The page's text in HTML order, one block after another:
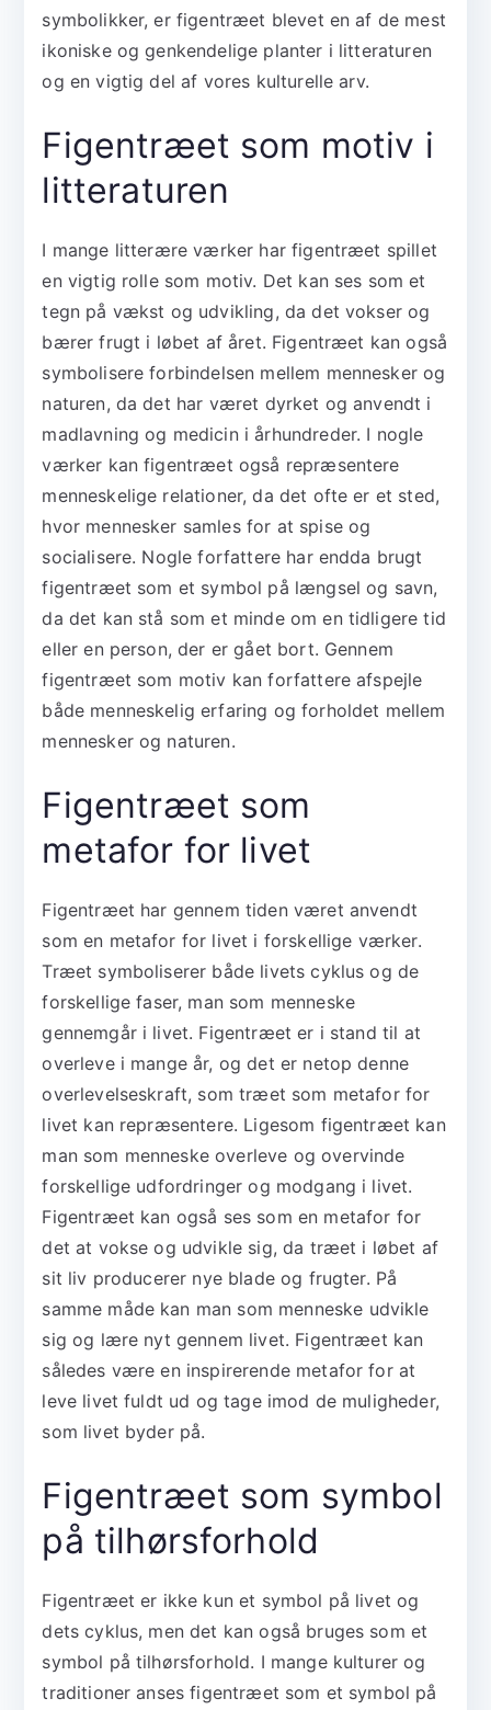
symbolikker, er figentræet blevet en af de mest
ikoniske og genkendelige planter i litteraturen
og en vigtig del af vores kulturelle arv.
Figentræet som motiv i
litteraturen
I mange litterære værker har figentræet spillet
en vigtig rolle som motiv. Det kan ses som et
tegn på vækst og udvikling, da det vokser og
bærer frugt i løbet af året. Figentræet kan også
symbolisere forbindelsen mellem mennesker og
naturen, da det har været dyrket og anvendt i
madlavning og medicin i århundreder. I nogle
værker kan figentræet også repræsentere
menneskelige relationer, da det ofte er et sted,
hvor mennesker samles for at spise og
socialisere. Nogle forfattere har endda brugt
figentræet som et symbol på længsel og savn,
da det kan stå som et minde om en tidligere tid
eller en person, der er gået bort. Gennem
figentræet som motiv kan forfattere afspejle
både menneskelig erfaring og forholdet mellem
mennesker og naturen.
Figentræet som
metafor for livet
Figentræet har gennem tiden været anvendt
som en metafor for livet i forskellige værker.
Træet symboliserer både livets cyklus og de
forskellige faser, man som menneske
gennemgår i livet. Figentræet er i stand til at
overleve i mange år, og det er netop denne
overlevelseskraft, som træet som metafor for
livet kan repræsentere. Ligesom figentræet kan
man som menneske overleve og overvinde
forskellige udfordringer og modgang i livet.
Figentræet kan også ses som en metafor for
det at vokse og udvikle sig, da træet i løbet af
sit liv producerer nye blade og frugter. På
samme måde kan man som menneske udvikle
sig og lære nyt gennem livet. Figentræet kan
således være en inspirerende metafor for at
leve livet fuldt ud og tage imod de muligheder,
som livet byder på.
Figentræet som symbol
på tilhørsforhold
Figentræet er ikke kun et symbol på livet og
dets cyklus, men det kan også bruges som et
symbol på tilhørsforhold. I mange kulturer og
traditioner anses figentræet som et symbol på